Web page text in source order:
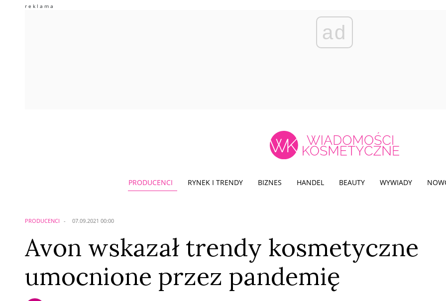
ad
PRODUCENCI RYNEK I TRENDY BIZNES HANDEL BEAUTY WYWIADY
PRODUCENCI 07.09.2021 00:00
Avon wskazał trendy kosmetyczne
umocnione przez pandemię